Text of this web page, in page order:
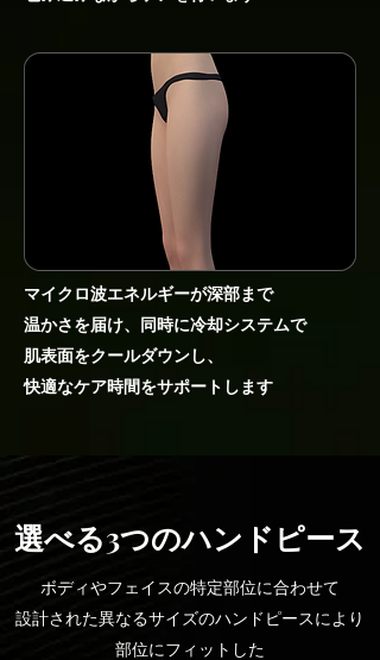
マイクロ波エネルギーが深部まで
温かさを届け、同時に冷却システムで
肌表面をクールダウンし、
快適なケア時間をサポートします
選べる3つのハンドピース
ボディやフェイスの特定部位に合わせて
設計された異なるサイズのハンドピースにより
部位にフィットした